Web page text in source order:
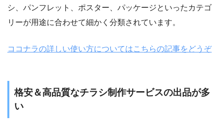
シ、パンフレット、ポスター、パッケージといったカテゴ
リーが用途に合わせて細かく分類されています。
ココナラの詳しい使い方についてはこちらの記事をどうぞ
格安＆高品質なチラシ制作サービスの出品が多
い